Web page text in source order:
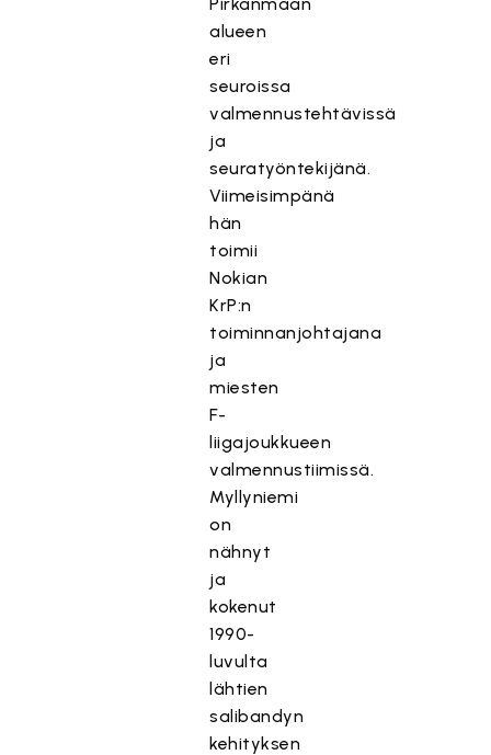
alueen
eri
seuroissa
valmennustehtävissä
ja
seuratyöntekijänä.
Viimeisimpänä
hän
toimii
Nokian
KrP:n
toiminnanjohtajana
ja
miesten
F-
liigajoukkueen
valmennustiimissä.
Myllyniemi
on
nähnyt
ja
kokenut
1990-
luvulta
lähtien
salibandyn
kehityksen